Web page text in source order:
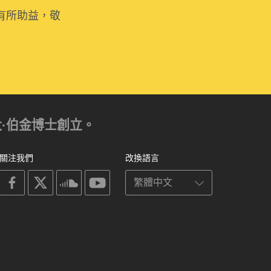
所助益，敬
金博士創立。
改換語言
關注我們
on
facebook
soundcloudyoutube